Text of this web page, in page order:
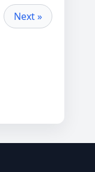
Next »